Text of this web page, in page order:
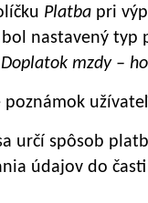
Platba pri
nastavený typ
mzdy –
určí spôsob
údajov do časti